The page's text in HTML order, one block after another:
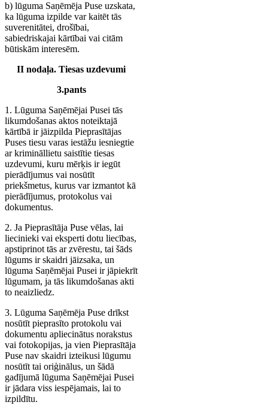
b) lūguma Saņēmēja Puse uzskata,
ka lūguma izpilde var kaitēt tās
suverenitātei, drošībai,
sabiedriskajai kārtībai vai citām
būtiskām interesēm.
II nodaļa. Tiesas uzdevumi
3.pants
1. Lūguma Saņēmējai Pusei tās
likumdošanas aktos noteiktajā
kārtībā ir jāizpilda Pieprasītājas
Puses tiesu varas iestāžu iesniegtie
ar krimināllietu saistītie tiesas
uzdevumi, kuru mērķis ir iegūt
pierādījumus vai nosūtīt
priekšmetus, kurus var izmantot kā
pierādījumus, protokolus vai
dokumentus.
2. Ja Pieprasītāja Puse vēlas, lai
liecinieki vai eksperti dotu liecības,
apstiprinot tās ar zvērestu, tai šāds
lūgums ir skaidri jāizsaka, un
lūguma Saņēmējai Pusei ir jāpiekrīt
lūgumam, ja tās likumdošanas akti
to neaizliedz.
3. Lūguma Saņēmēja Puse drīkst
nosūtīt pieprasīto protokolu vai
dokumentu apliecinātus norakstus
vai fotokopijas, ja vien Pieprasītāja
Puse nav skaidri izteikusi lūgumu
nosūtīt tai oriģinālus, un šādā
gadījumā lūguma Saņēmējai Pusei
ir jādara viss iespējamais, lai to
izpildītu.